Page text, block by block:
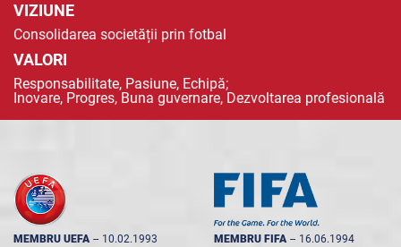
VIZIUNE
Consolidarea societății prin fotbal
VALORI
Responsabilitate, Pasiune, Echipă;
Inovare, Progres, Buna guvernare, Dezvoltarea profesională
MEMBRU UEFA -- 10.02.1993 MEMBRU FIFA -- 16.06.1994